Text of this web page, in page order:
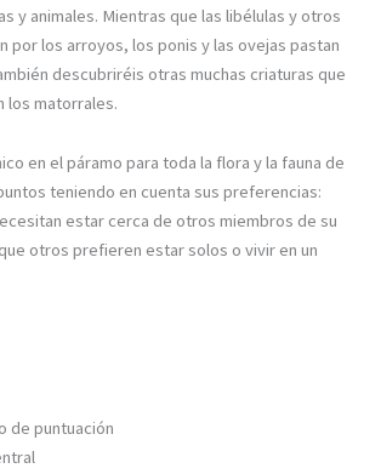
y animales. Mientras que las libélulas y otros
por los arroyos, los ponis y las ovejas pastan
descubriréis otras muchas criaturas que
los matorrales.
en el páramo para toda la flora y la fauna de
teniendo en cuenta sus preferencias:
estar cerca de otros miembros de su
otros prefieren estar solos o vivir en un
de puntuación